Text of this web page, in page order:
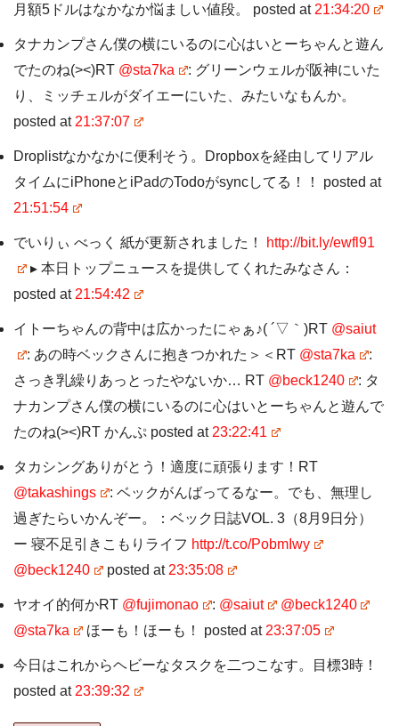
月額5ドルはなかなか悩ましい値段。 posted at 21:34:20
タナカンプさん僕の横にいるのに心はいとーちゃんと遊ん
でたのね(><)RT @sta7ka
: グリーンウェルが阪神にいた
り、ミッチェルがダイエーにいた、みたいなもんか。
posted at 21:37:07
Droplistなかなかに便利そう。Dropboxを経由してリアル
タイムにiPhoneとiPadのTodoがsyncしてる！！ posted at
21:51:54
でいりぃ べっく 紙が更新されました！
http://bit.ly/ewfl91
▸ 本日トップニュースを提供してくれたみなさん：
posted at 21:54:42
イトーちゃんの背中は広かったにゃぁ♪( ´▽｀)RT @saiut
: あの時ベックさんに抱きつかれた＞＜RT @sta7ka
:
さっき乳繰りあっとったやないか… RT @beck1240
: タ
ナカンプさん僕の横にいるのに心はいとーちゃんと遊んで
たのね(><)RT かんぷ posted at 23:22:41
タカシングありがとう！適度に頑張ります！RT
@takashings
: ベックがんばってるなー。でも、無理し
過ぎたらいかんぞー。：ベック日誌VOL. 3（8月9日分）
ー 寝不足引きこもりライフ http://t.co/PobmIwy
@beck1240
posted at 23:35:08
ヤオイ的何かRT @fujimonao : @saiut
@beck1240
@sta7ka
ほーも！ほーも！ posted at 23:37:05
今日はこれからヘビーなタスクを二つこなす。目標3時！
posted at 23:39:32